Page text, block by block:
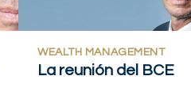
WEALTH MANAGEMENT
La reunión del BCE